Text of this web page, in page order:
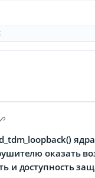
оказать
и доступность